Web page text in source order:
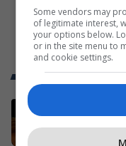
Trend
Some vendors may
of legitimate interest,
your options below.
or in the site menu to
and cookie settings.